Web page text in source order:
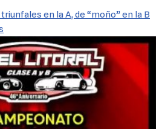
en la A, de “moño” en la B